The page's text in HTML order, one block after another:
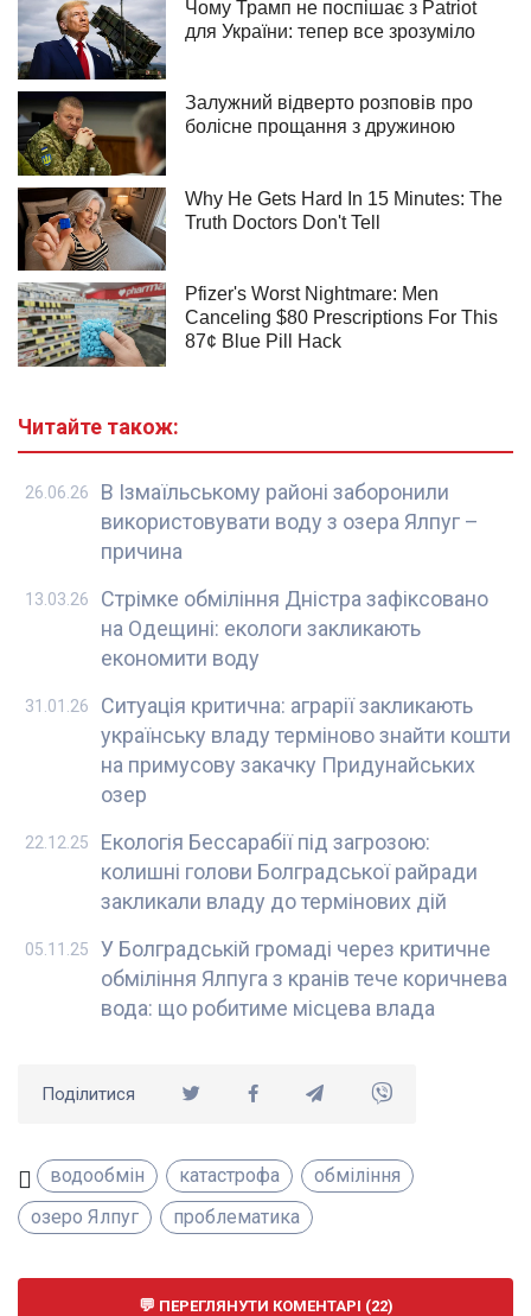
Читайте також:
В Ізмаїльському районі заборонили
використовувати воду з озера Ялпуг –
причина
26.06.26
Стрімке обміління Дністра зафіксовано
на Одещині: екологи закликають
економити воду
13.03.26
Ситуація критична: аграрії закликають
українську владу терміново знайти кошти
на примусову закачку Придунайських
озер
31.01.26
Екологія Бессарабії під загрозою:
колишні голови Болградської райради
закликали владу до термінових дій
22.12.25
У Болградській громаді через критичне
обміління Ялпуга з кранів тече коричнева
вода: що робитиме місцева влада
05.11.25
Поділитися
водообмін катастрофа
обміління
озеро Ялпуг
проблематика
ПЕРЕГЛЯНУТИ КОМЕНТАРІ (22)